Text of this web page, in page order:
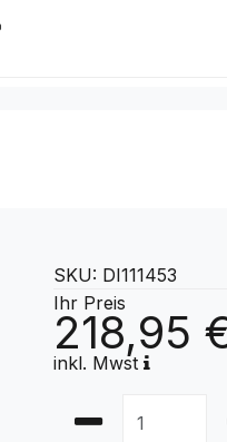
SKU: DI111453
Ihr Preis
218,95
inkl. Mwst